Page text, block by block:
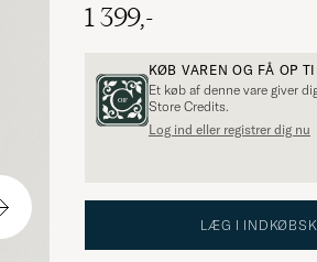
1 399,-
KØB VAREN OG FÅ OP
Et køb af denne vare giver
Store Credits.
Log ind eller registrer dig nu
LÆG I